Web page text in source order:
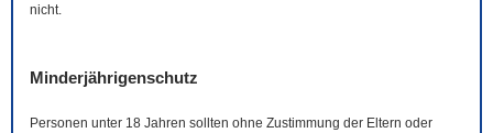
nicht.
Minderjährigenschutz
Personen unter 18 Jahren sollten ohne Zustimmung der Eltern oder